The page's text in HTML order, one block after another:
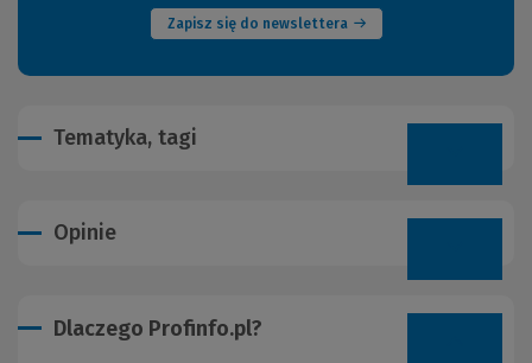
Zapisz się do newslettera
Tematyka, tagi
Opinie
Dlaczego Profinfo.pl?